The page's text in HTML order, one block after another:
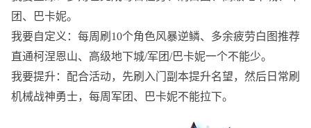
团、巴卡妮。
我要自定义：每周刷 10个角色风暴逆鳞、多余疲劳白图推荐
直通柯涅恩山、高级地下城/军团/巴卡妮一个不能少。
我要提升：配合活动，先刷入门副本提升名望，然后日常刷
机械战神勇士，每周军团、巴卡妮不能拉下。